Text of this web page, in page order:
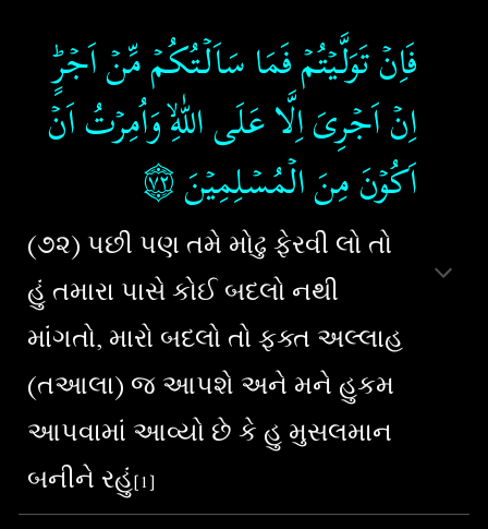
فَاِنۡ تَوَلَّـيۡتُمۡ فَمَا سَاَلۡـتُكُمۡ مِّنۡ اَجۡرٍ​ؕ
اِنۡ اَجۡرِىَ اِلَّا عَلَى اللّٰهِ​ۙ وَاُمِرۡتُ اَنۡ
اَكُوۡنَ مِنَ الۡمُسۡلِمِيۡنَ‏۝٧٢
(૭૨) પછી પણ તમે મોઢુ ફેરવી લો તો
હું તમારા પાસે કોઈ બદલો નથી
માંગતો, મારો બદલો તો ફક્ત અલ્લાહ
(તઆલા) જ આપશે અને મને હુકમ
આપવામાં આવ્યો છે કે હુ મુસલમાન
બનીને રહું[1]